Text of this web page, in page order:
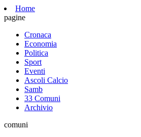
Home
pagine
Cronaca
Economia
Politica
Sport
Eventi
Ascoli Calcio
Samb
33 Comuni
Archivio
comuni